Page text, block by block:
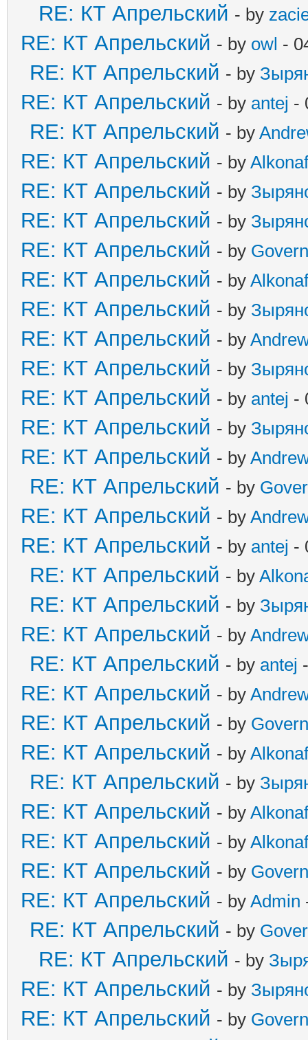
RE: КТ Апрельский - by
RE: КТ Апрельский - by owl -
RE: КТ Апрельский - by
RE: КТ Апрельский - by antej -
RE: КТ Апрельский - by
RE: КТ Апрельский - by
RE: КТ Апрельский - by
RE: КТ Апрельский - by
RE: КТ Апрельский - by
RE: КТ Апрельский - by
RE: КТ Апрельский - by
RE: КТ Апрельский - by
RE: КТ Апрельский - by
RE: КТ Апрельский - by antej -
RE: КТ Апрельский - by
RE: КТ Апрельский - by
RE: КТ Апрельский - by
RE: КТ Апрельский - by
RE: КТ Апрельский - by antej -
RE: КТ Апрельский - by
RE: КТ Апрельский - by
RE: КТ Апрельский - by
RE: КТ Апрельский - by antej
RE: КТ Апрельский - by
RE: КТ Апрельский - by
RE: КТ Апрельский - by
RE: КТ Апрельский - by
RE: КТ Апрельский - by
RE: КТ Апрельский - by
RE: КТ Апрельский - by
RE: КТ Апрельский - by Admin
RE: КТ Апрельский - by
RE: КТ Апрельский - by
RE: КТ Апрельский - by
RE: КТ Апрельский - by